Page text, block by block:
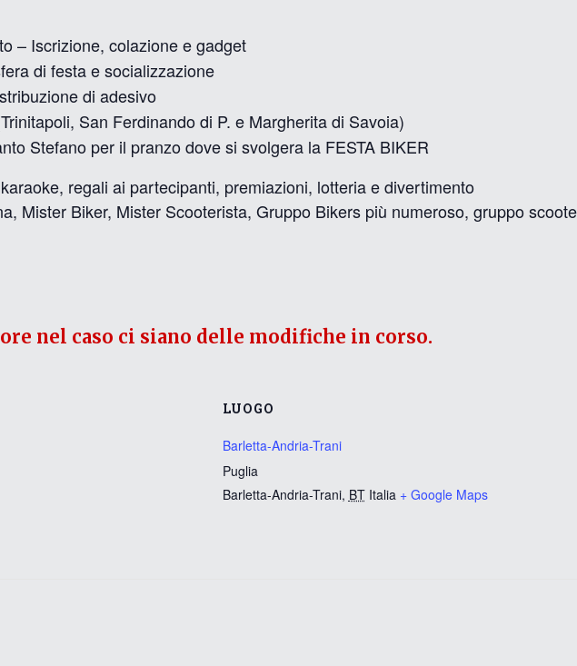
– Iscrizione, colazione e gadget
di festa e socializzazione
di adesivo
San Ferdinando di P. e Margherita di Savoia)
Stefano per il pranzo dove si svolgera la FESTA BIKER
regali ai partecipanti, premiazioni, lotteria e divertimento
Mister Biker, Mister Scooterista, Gruppo Bikers più numeroso, gruppo
LUOGO
Barletta-Andria-Trani
Puglia
Barletta-Andria-Trani, BT Italia + Google Maps
nel caso ci siano delle modifiche in corso.